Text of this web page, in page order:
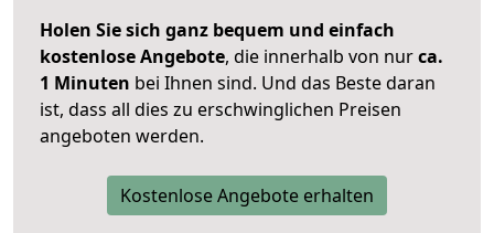
Holen Sie sich ganz bequem und einfach
kostenlose Angebote, die innerhalb von nurca.
1 Minuten bei Ihnen sind. Und das Beste daran
ist, dass all dies zu erschwinglichen Preisen
angeboten werden.
Kostenlose Angebote erhalten